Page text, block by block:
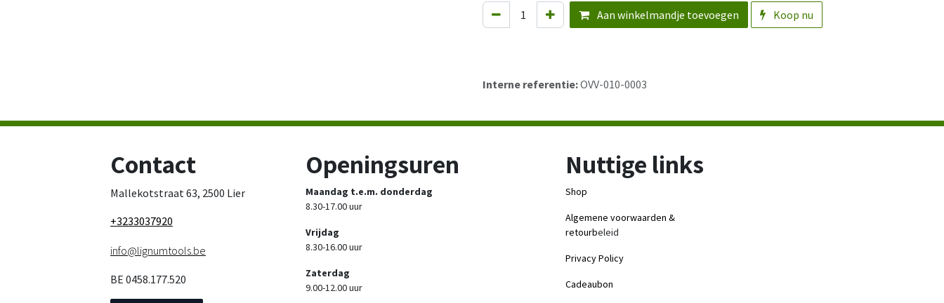
Aan winkelmandje toevoegen Koop nu
Interne referentie:OVV-010-0003
Contact
Mallekotstraat 63, 2500 Lier
+3233037920
info@lignumtools.be
BE 0458.177.520
Openingsuren
Maandag t.e.m. donderdag
8.30-17.00 uur
Vrijdag
8.30-16.00 uur
Zaterdag
9.00-12.00 uur
Nuttige links
Shop
Algemene voorwaarden &
retourbeleid
Privacy Policy
Cadeaubon